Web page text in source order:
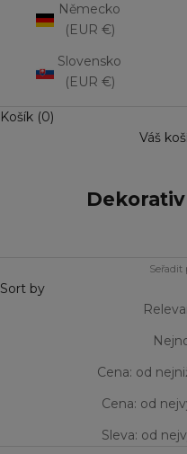
Německo
(EUR €)
Slovensko
(EUR €)
Košík (0)
Váš
Seřadit
Sort by
Cena: od
Cena: od
Sleva: od